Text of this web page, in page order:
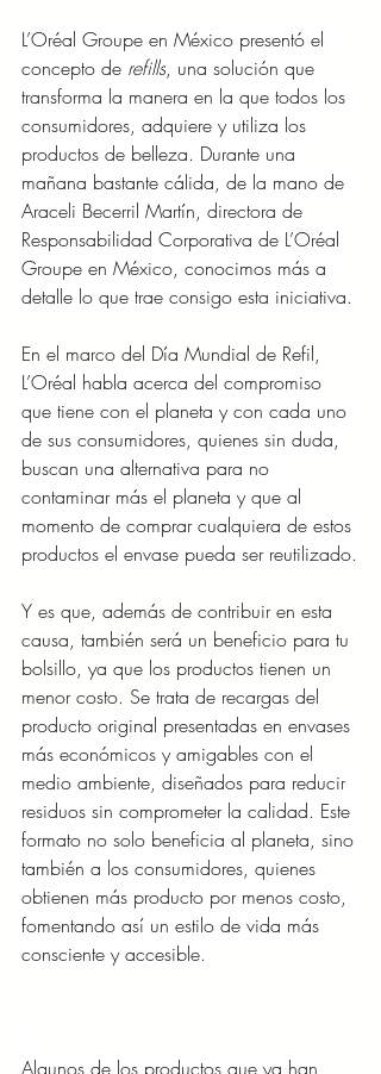
L’Oréal Groupe en México presentó el
concepto de refills, una solución que
transforma la manera en la que todos los
consumidores, adquiere y utiliza los
productos de belleza. Durante una
mañana bastante cálida, de la mano de
Araceli Becerril Martín, directora de
Responsabilidad Corporativa de L’Oréal
Groupe en México, conocimos más a
detalle lo que trae consigo esta iniciativa.
En el marco del Día Mundial de Refil,
L’Oréal habla acerca del compromiso
que tiene con el planeta y con cada uno
de sus consumidores, quienes sin duda,
buscan una alternativa para no
contaminar más el planeta y que al
momento de comprar cualquiera de estos
productos el envase pueda ser reutilizado.
Y es que, además de contribuir en esta
causa, también será un beneficio para tu
bolsillo, ya que los productos tienen un
menor costo. Se trata de recargas del
producto original presentadas en envases
más económicos y amigables con el
medio ambiente, diseñados para reducir
residuos sin comprometer la calidad. Este
formato no solo beneficia al planeta, sino
también a los consumidores, quienes
obtienen más producto por menos costo,
fomentando así un estilo de vida más
consciente y accesible.
Algunos de los productos que ya han